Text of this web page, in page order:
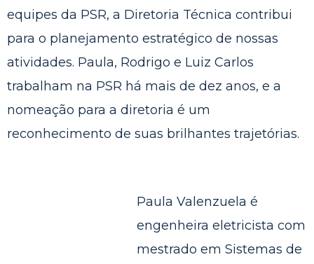
equipes da PSR, a Diretoria Técnica contribui
para o planejamento estratégico de nossas
atividades. Paula, Rodrigo e Luiz Carlos
trabalham na PSR há mais de dez anos, e a
nomeação para a diretoria é um
reconhecimento de suas brilhantes trajetórias.
Paula Valenzuela é
engenheira eletricista com
mestrado em Sistemas de